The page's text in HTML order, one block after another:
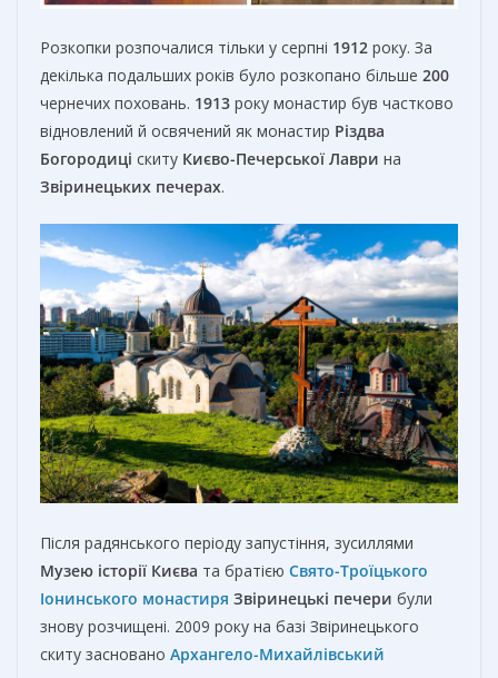
Розкопки розпочалися тільки у серпні 1912 року. За
декілька подальших років було розкопано більше 200
чернечих поховань. 1913 року монастир був частково
відновлений й освячений як монастир Різдва
Богородиці скиту Києво-Печерської Лаври на
Звіринецьких печерах.
Після радянського періоду запустіння, зусиллями
Музею історії Києва та братією Свято-Троїцького
Іонинського монастиря Звіринецькі печери були
знову розчищені. 2009 року на базі Звіринецького
скиту засновано Архангело-Михайлівський